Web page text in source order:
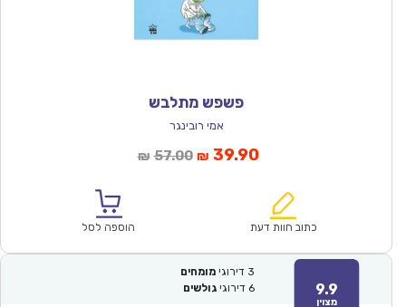
פשפש מתלבש
אמי רובינגר
₪ 57.00המחיר
₪57.00.
₪ 39.90המחיר
הוא:
כתוב חוות דעת הוספה לסל
9.9
מצוין
3 דירוגי מומחים
6 דירוגי גולשים